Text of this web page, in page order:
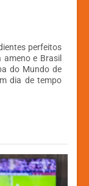
perfeitos
e Brasil
do Mundo de
dia de tempo